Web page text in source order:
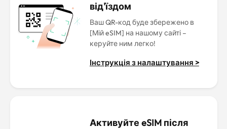
від'їздом
Ваш QR-код буде збережено в
[Мій eSIM] на нашому сайті –
керуйте ним легко!
Інструкція з налаштування >
Активуйте eSIM після